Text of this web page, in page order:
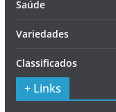
Saúde
Variedades
Classificados
+ Links